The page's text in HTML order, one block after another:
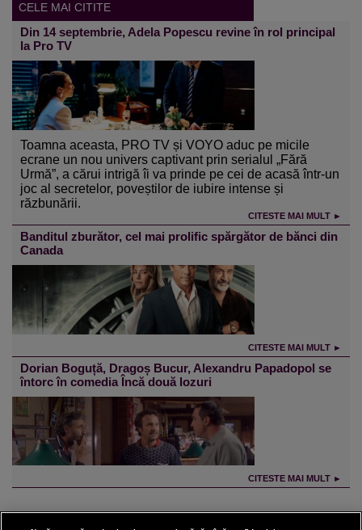
CELE MAI CITITE
Din 14 septembrie, Adela Popescu revine în rol principal
la Pro TV
Toamna aceasta, PRO TV și VOYO aduc pe micile
ecrane un nou univers captivant prin serialul „Fără
Urmă”, a cărui intrigă îi va prinde pe cei de acasă într-un
joc al secretelor, poveștilor de iubire intense și
răzbunării.
CITESTE MAI MULT ►
Banditul zburător, cel mai prolific spărgător de bănci din
Canada
CITESTE MAI MULT ►
Dorian Boguță, Dragoș Bucur, Alexandru Papadopol se
întorc în comedia Încă două lozuri
CITESTE MAI MULT ►